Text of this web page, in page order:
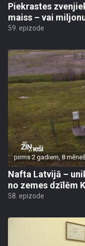
Piekrastes
maiss – vai
59. epizode
pirms 2 gadiem, 8
Nafta Latvijā –
no zemes dzīlēm
58. epizode